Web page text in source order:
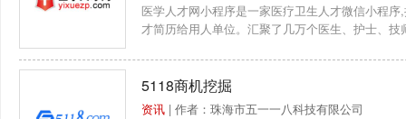
医学人才网小程序是一家医疗卫生人才微信小程
才简历给用人单位。汇聚了几万个医生、护士、
5118商机挖掘
资讯 | 作者：珠海市五一一八科技有限公司